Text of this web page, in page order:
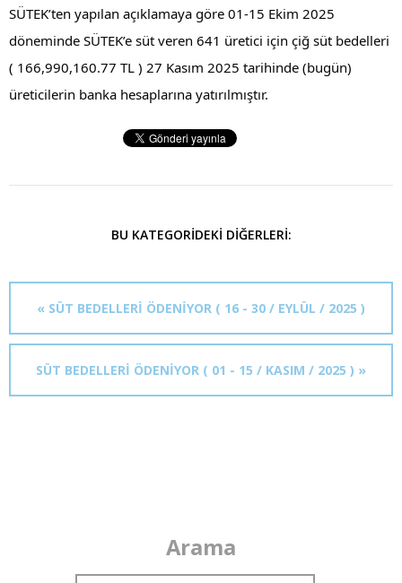
SÜTEK’ten yapılan açıklamaya göre 01-15 Ekim 2025
döneminde SÜTEK’e süt veren 641 üretici için çiğ süt bedelleri
( 166,990,160.77 TL ) 27 Kasım 2025 tarihinde (bugün)
üreticilerin banka hesaplarına yatırılmıştır.
BU KATEGORIDEKI DIĞERLERI:
« SÜT BEDELLERİ ÖDENİYOR ( 16 - 30 / EYLÜL / 2025 )
SÜT BEDELLERİ ÖDENİYOR ( 01 - 15 / KASIM / 2025 ) »
Arama